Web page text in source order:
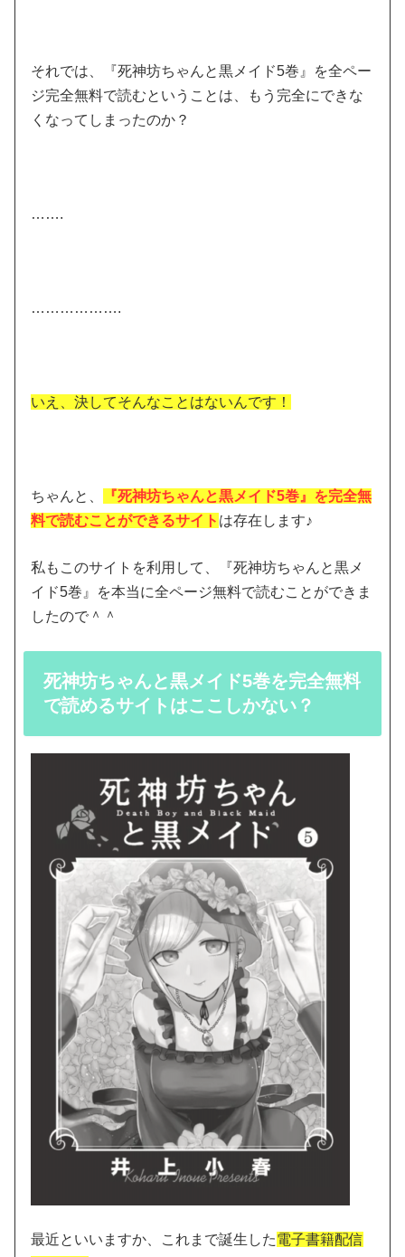
それでは、『死神坊ちゃんと黒メイド5巻』を全ペー
ジ完全無料で読むということは、もう完全にできな
くなってしまったのか？
…….
……………….
いえ、決してそんなことはないんです！
ちゃんと、
『死神坊ちゃんと黒メイド5巻』を完全無
料で読むことができるサイト は存在します♪
私もこのサイトを利用して、『死神坊ちゃんと黒メ
イド5巻』を本当に全ページ無料で読むことができま
したので＾＾
死神坊ちゃんと黒メイド5巻を完全無料
で読めるサイトはここしかない？
最近といいますか、これまで誕生した電子書籍配信